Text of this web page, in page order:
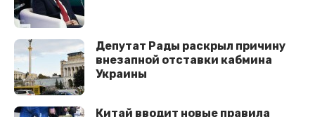
Депутат Рады раскрыл причину
внезапной отставки кабмина
Украины
Китай вводит новые правила